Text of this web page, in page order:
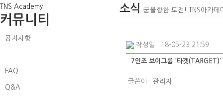
TNS Academy
커뮤니티
공지사항
FAQ
Q&A
소식 꿈을향한 도전! TNS아카데
작성일 : 18-05-23 21:59
7인조 보이그룹 '타겟
글쓴이 : 관리자